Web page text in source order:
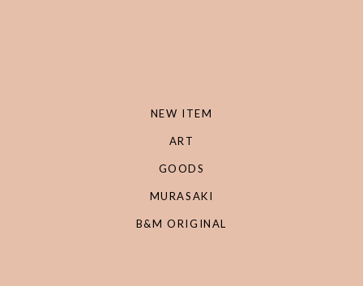
NEW ITEM
ART
GOODS
MURASAKI
B&M ORIGINAL